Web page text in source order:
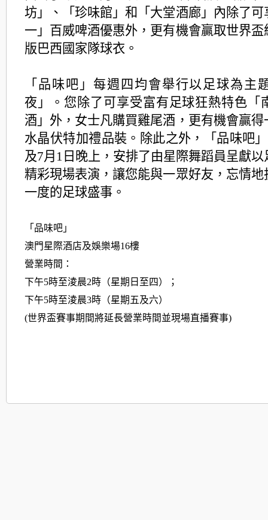
坊」、「珍味館」和「大堂酒廊」內除了可
一」百威啤酒優惠外，更有機會贏取世界盃
版巴西國家隊球衣。
「品味吧」每週四均會舉行以足球為主
夜」。您除了可享受富有足球狂熱特色「
酒」外，女士凡購買雞尾酒，更有機會贏得
水晶伏特加禮品裝。除此之外，「品味吧
及7月1日晚上，安排了由星際舞蹈員呈獻
精彩現場表演，讓您能與一眾好友，忘情地
一度的足球盛事。
「品味吧」
澳門星際酒店及娛樂場16樓
營業時間：
下午5時至淩晨2時（星期日至四）；
下午5時至淩晨3時（星期五及六）
(世界盃賽事期間將延長營業時間並現場直播賽事)